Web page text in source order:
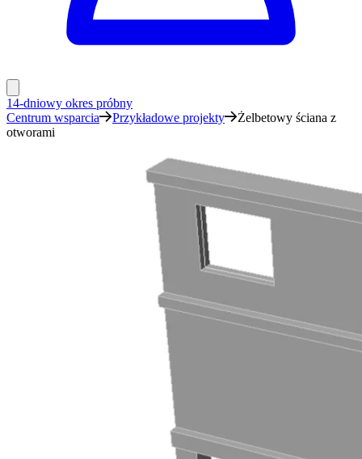
14-dniowy okres próbny
Centrum wsparcia
Przykładowe projekty
Żelbetowy ściana z
otworami